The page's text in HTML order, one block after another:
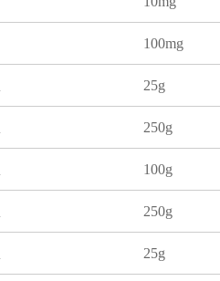
100mg
25g
250g
100g
250g
25g